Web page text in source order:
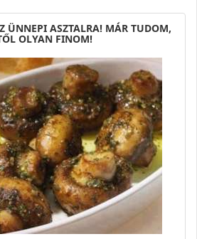
ÜNNEPI ASZTALRA! MÁR TUDOM,
OLYAN FINOM!